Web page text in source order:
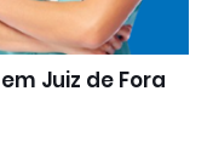
Juiz de Fora